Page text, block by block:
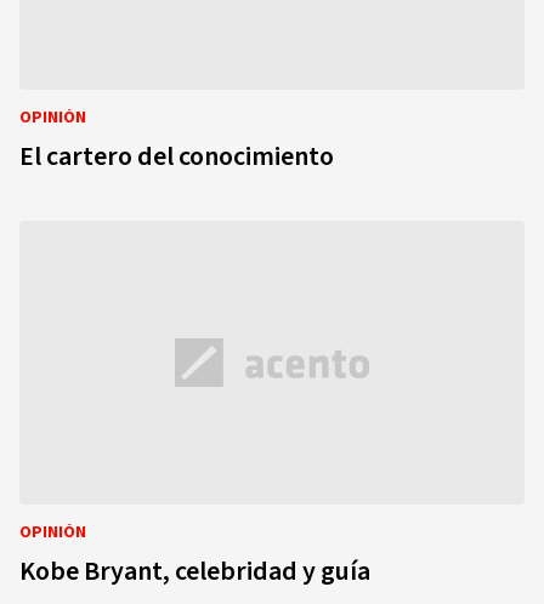
OPINIÓN
El cartero del conocimiento
OPINIÓN
Kobe Bryant, celebridad y guía